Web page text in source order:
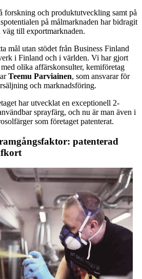
forskning och produktutveckling samt på
på målmarknaden har bidragit
till exportmarknaden.
mål utan stödet från Business Finland
i Finland och i världen. Vi har gjort
olika affärskonsulter, kemiföretag
Teemu Parviainen, som ansvarar för
och marknadsföring.
har utvecklat en exceptionell 2-
sprayfärg, och nu är man även i
som företaget patenterat.
patenterad